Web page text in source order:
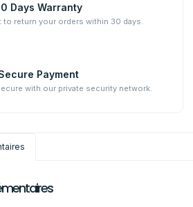
Days Warranty
to return your orders within 30 days.
Payment
with our private security network.